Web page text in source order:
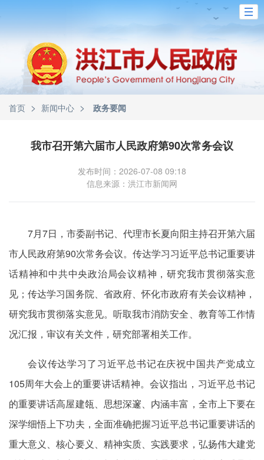
首页 > 新闻中心 > 政务要闻
我市召开第六届市人民政府第90次常务会议
发布时间：2026-07-08 09:18
信息来源：洪江市新闻网
7月7日，市委副书记、代理市长夏向阳主持召开第六届
市人民政府第90次常务会议。传达学习习近平总书记重要讲
话精神和中共中央政治局会议精神，研究我市贯彻落实意
见；传达学习国务院、省政府、怀化市政府有关会议精神，
研究我市贯彻落实意见。听取我市消防安全、教育等工作情
况汇报，审议有关文件，研究部署相关工作。
会议传达学习了习近平总书记在庆祝中国共产党成立
105周年大会上的重要讲话精神。会议指出，习近平总书记
的重要讲话高屋建瓴、思想深邃、内涵丰富，全市上下要在
深学细悟上下功夫，全面准确把握习近平总书记重要讲话的
重大意义、核心要义、精神实质、实践要求，弘扬伟大建党